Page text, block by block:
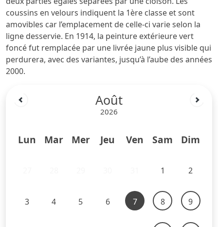
coussins en velours indiquent la 1ère classe et sont
amovibles car l’emplacement de celle-ci varie selon la
ligne desservie. En 1914, la peinture extérieure vert
foncé fut remplacée par une livrée jaune plus visible qui
perdurera, avec des variantes, jusqu’à l’aube des années
2000.
Août
2026
Lun Mar Mer Jeu Ven Sam Dim
1 2
3 4 5 6 7 8 9